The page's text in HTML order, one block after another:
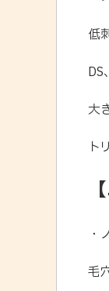
低
大
ト
・
毛